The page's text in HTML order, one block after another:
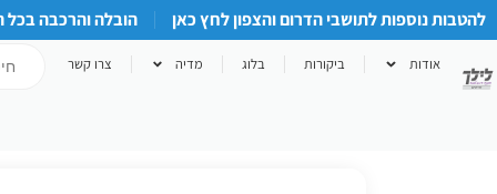
להטבות נוספות לתושבי הדרום והצפון לחץ כאן הובלה והרכבה
אודות ביקורות בלוג מדיה צרו קשר